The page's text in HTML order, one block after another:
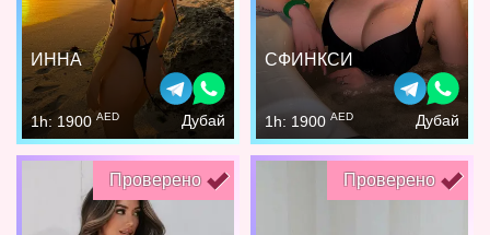
ИННА
1h: 1900 AED Дубай
СФИНКСИ
1h: 1900 AED Дубай
Проверено Проверено